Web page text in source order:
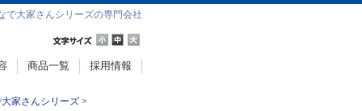
で大家さんシリーズの専門会社
商品一覧 採用情報
家さんシリーズ